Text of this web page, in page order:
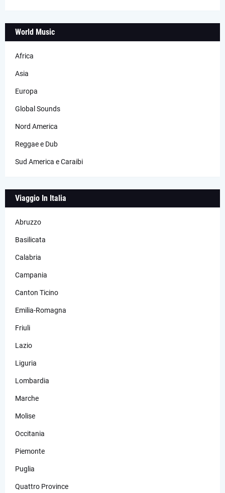
World Music
Africa
Asia
Europa
Global Sounds
Nord America
Reggae e Dub
Sud America e Caraibi
Viaggio In Italia
Abruzzo
Basilicata
Calabria
Campania
Canton Ticino
Emilia-Romagna
Friuli
Lazio
Liguria
Lombardia
Marche
Molise
Occitania
Piemonte
Puglia
Quattro Province